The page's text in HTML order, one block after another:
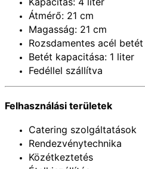
Átmérő: 21 cm
Magasság: 21 cm
Rozsdamentes acél betét
Betét kapacitása: 1 liter
Fedéllel szállítva
Felhasználási területek
Catering szolgáltatások
Rendezvénytechnika
Közétkeztetés